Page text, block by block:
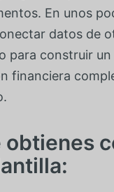
En unos
datos de
para construir un
financiera
obtienes